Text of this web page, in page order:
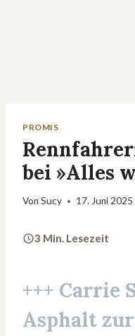
PROMIS
bei »Alles
Von Sucy 17. Juni 2025
3 Min. Lesezeit
+++ Carrie
Asphalt